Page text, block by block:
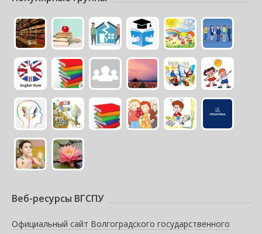
Веб-ресурсы ВГСПУ
Официальный сайт Волгоградского государственного